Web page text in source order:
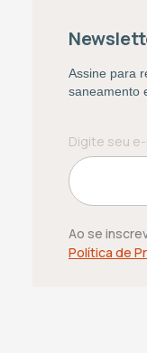
Assine para
saneamento
Ao se
Política de